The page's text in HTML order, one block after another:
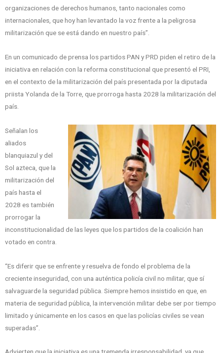
organizaciones de derechos humanos, tanto nacionales como
internacionales, que hoy han levantado la voz frente a la peligrosa
militarización que se está dando en nuestro país”.
En un comunicado de prensa los partidos PAN y PRD piden el retiro de la
iniciativa en relación con la reforma constitucional que presentó el PRI,
en el contexto de la militarización del país presentada por la diputada
priista Yolanda de la Torre, que prorroga hasta 2028 la militarización del
país.
Señalan los
aliados
blanquiazul y del
Sol azteca, que la
militarización del
país hasta el
2028 es también
prorrogar la
inconstitucionalidad de las leyes que los partidos de la coalición han
votado en contra.
“Es diferir que se enfrente y resuelva de fondo el problema de la
creciente inseguridad, con una auténtica policía civil no militar, que sí
salvaguarde la seguridad pública. Siempre hemos insistido en que, en
materia de seguridad pública, la intervención militar debe ser por tiempo
limitado y únicamente en los casos en que las policías civiles se vean
superadas”.